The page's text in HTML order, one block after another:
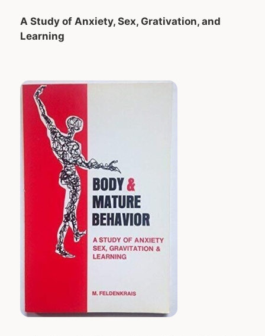
A Study of Anxiety, Sex, Grativation, and
Learning